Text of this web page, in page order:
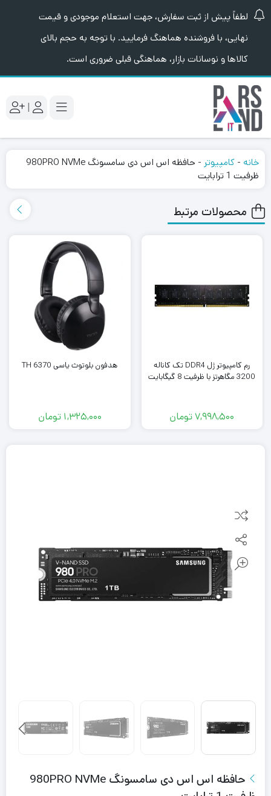
لطفاً پیش از ثبت سفارش، جهت استعلام موجودی و قیمت
نهایی، با فروشنده هماهنگ فرمایید. با توجه به حجم بالای
کالاها و نوسانات بازار، هماهنگی قبلی ضروری است.
|
خانه - کامپیوتر -
حافظه اس اس دی سامسونگ 980PRO NVMe
ظرفیت 1 ترابایت
محصولات مرتبط
رم کامپیوتر ژل DDR4 تک کاناله
3200 مگاهرتز با ظرفیت 8 گیگابایت
7,998,500تومان
هدفون بلوتوث یاسی TH 6370
1,325,000 تومان
حافظه اس اس دی سامسونگ 980PRO NVMe